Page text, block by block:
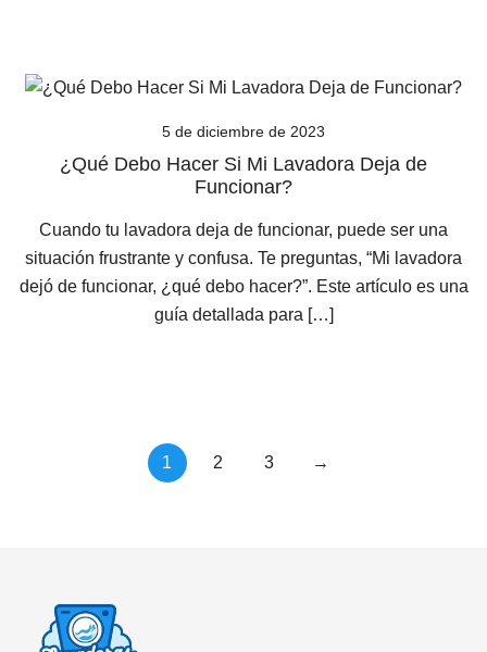
5 de diciembre de 2023
¿Qué Debo Hacer Si Mi Lavadora Deja de
Funcionar?
Cuando tu lavadora deja de funcionar, puede ser una
situación frustrante y confusa. Te preguntas, “Mi lavadora
dejó de funcionar, ¿qué debo hacer?”. Este artículo es una
guía detallada para […]
Navegación
1 2 3 →